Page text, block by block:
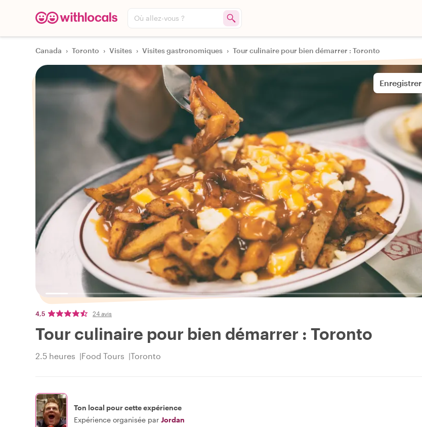
Où allez-vous ?
Canada › Toronto › Visites › Visites gastronomiques › Tour culinaire pour bien démarrer : Toronto
Enregistrer
4,5 24 avis
Tour culinaire pour bien démarrer : Toronto
2.5 heures Food Tours Toronto
Ton local pour cette expérience
Expérience organisée par Jordan